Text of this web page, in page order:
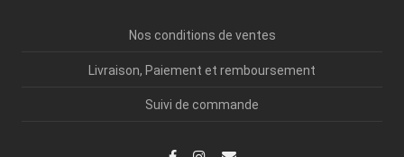
Nos conditions de ventes
Livraison, Paiement et remboursement
Suivi de commande